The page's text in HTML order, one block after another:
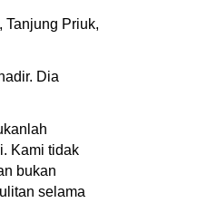
Tanjung Priuk,
Dia
Kami tidak
bukan
selama